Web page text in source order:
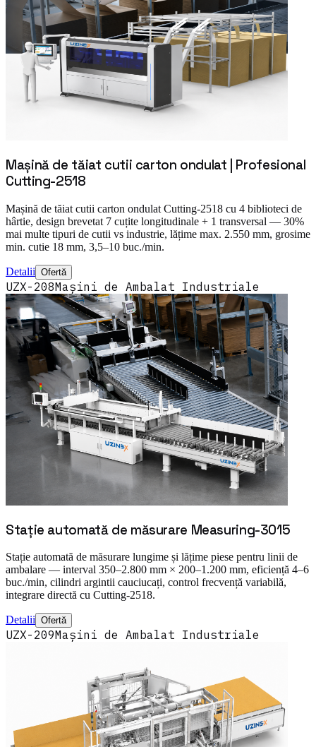
Mașină de tăiat cutii carton ondulat | Profesional
Cutting-2518
Mașină de tăiat cutii carton ondulat Cutting-2518 cu 4 biblioteci de
hârtie, design brevetat 7 cuțite longitudinale + 1 transversal — 30%
mai multe tipuri de cutii vs industrie, lățime max. 2.550 mm, grosime
min. cutie 18 mm, 3,5–10 buc./min.
Detalii Ofertă
UZX-208Mașini de Ambalat Industriale
Stație automată de măsurare Measuring-3015
Stație automată de măsurare lungime și lățime piese pentru linii de
ambalare — interval 350–2.800 mm × 200–1.200 mm, eficiență 4–6
buc./min, cilindri argintii cauciucați, control frecvență variabilă,
integrare directă cu Cutting-2518.
Detalii Ofertă
UZX-209Mașini de Ambalat Industriale